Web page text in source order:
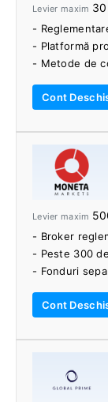
Levier maxim 30
-
- Platformă
- Metode de
- Centru de
Cont
Levier maxim
- Broker
- Peste 300
- Fonduri
- Platforme
- Instrumente
- Varietate de
-
Cont